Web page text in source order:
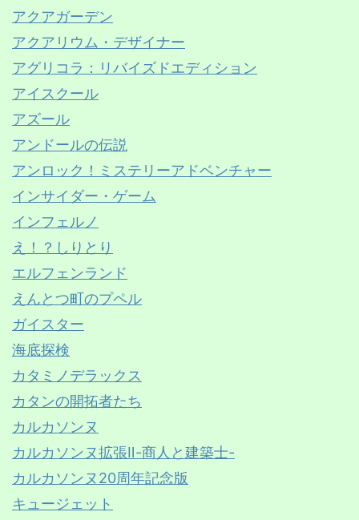
アクアガーデン
アクアリウム・デザイナー
アグリコラ：リバイズドエディション
アイスクール
アズール
アンドールの伝説
アンロック！ミステリーアドベンチャー
インサイダー・ゲーム
インフェルノ
え！？しりとり
エルフェンランド
えんとつ町のプペル
ガイスター
海底探検
カタミノデラックス
カタンの開拓者たち
カルカソンヌ
カルカソンヌ拡張Ⅱ-商人と建築士-
カルカソンヌ20周年記念版
キュージェット